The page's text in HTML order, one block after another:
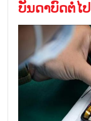
ບັນດາບົດຕໍ່ໄປ